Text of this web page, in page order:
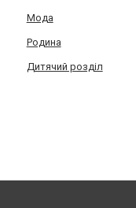
Мода
Родина
Дитячий розділ